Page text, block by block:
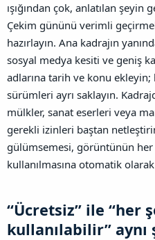
ışığından çok, anlatılan şeyin
Çekim gününü verimli
hazırlayın. Ana kadrajın
sosyal medya kesiti ve geniş
adlarına tarih ve konu
sürümleri ayrı saklayın.
mülkler, sanat eserleri veya
gerekli izinleri baştan
gülümsemesi, görüntünün
kullanılmasına otomatik
“Ücretsiz” ile “her
kullanılabilir” aynı